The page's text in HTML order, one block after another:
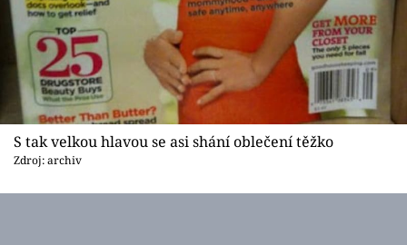
S tak velkou hlavou se asi shání oblečení těžko
Zdroj: archiv